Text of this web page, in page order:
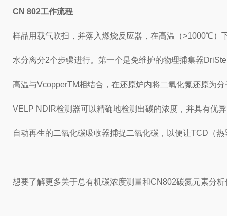
CN 802工作流程
样品用载气吹扫，并落入燃烧反应器，在高温（>1000℃）
水分离分2个步骤进行。第一个是免维护的物理捕集器
高温与VcopperTM相结合，在还原炉内将二氧化氮还原为分
VELP NDIR检测器可以精确地检测出碳的浓度，并具有优
自动再生的二氧化碳吸收器捕捉二氧化碳，以便让TCD（
想要了解更多关于总有机碳浓度测量和CN802碳氮元素分